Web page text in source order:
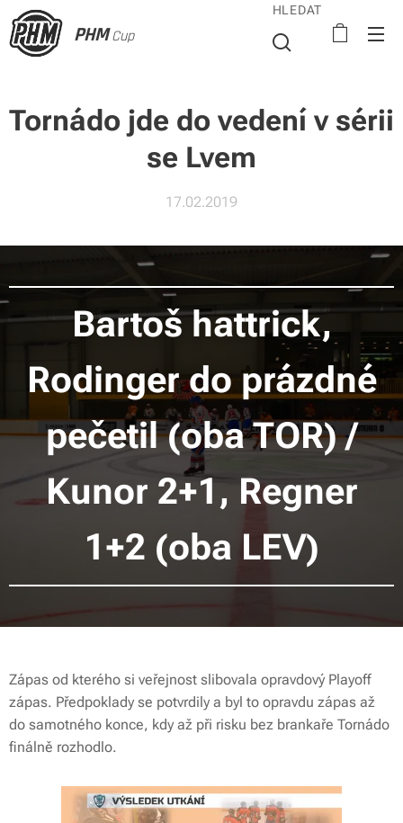
PHMCup
HLEDAT
Tornádo jde do vedení v sérii
se Lvem
17.02.2019
Bartoš hattrick,
Rodinger do prázdné
pečetil (oba TOR) /
Kunor 2+1, Regner
1+2 (oba LEV)
Zápas od kterého si veřejnost slibovala opravdový Playoff
zápas. Předpoklady se potvrdily a byl to opravdu zápas až
do samotného konce, kdy až při risku bez brankaře Tornádo
finálně rozhodlo.